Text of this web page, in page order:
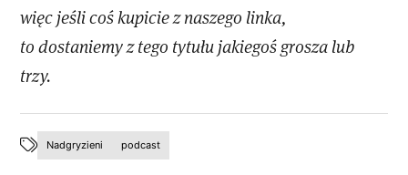
więc jeśli coś kupicie z naszego linka,
to dostaniemy z tego tytułu jakiegoś grosza lub
trzy.
Nadgryzieni podcast